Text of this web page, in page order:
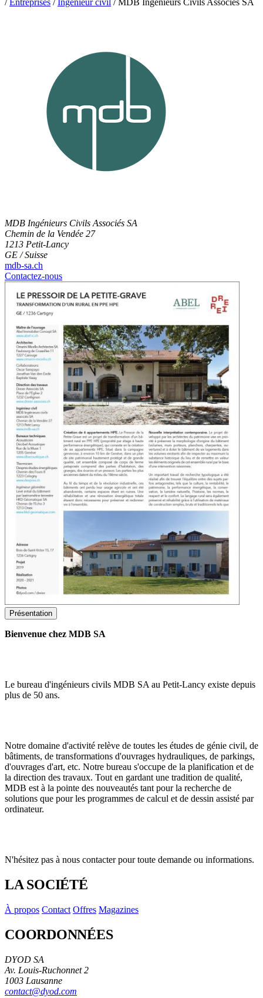
/ Entreprises / Ingénieur civil /MDB Ingénieurs Civils Associés SA
MDB Ingénieurs Civils Associés SA
Chemin de la Vendée 27
1213 Petit-Lancy
GE / Suisse
mdb-sa.ch
Contactez-nous
Présentation
Bienvenue chez MDB SA
Le bureau d'ingénieurs civils MDB SA au Petit-Lancy existe depuis
plus de 50 ans.
Notre domaine d'activité relève de toutes les études de génie civil, de
bâtiments, de transformations d'ouvrages hydrauliques, de parkings,
d'ouvrages d'art, etc. Notre bureau s'occupe de la planification et de
la direction des travaux. Tout en gardant une tradition de qualité,
MDB est à la pointe des nouveautés tant pour la recherche de
solutions que pour les programmes de calcul et de dessin assisté par
ordinateur.
N'hésitez pas à nous contacter pour toute demande ou informations.
LA SOCIÉTÉ
À propos Contact Offres Magazines
COORDONNÉES
DYOD SA
Av. Louis-Ruchonnet 2
1003 Lausanne
contact@dyod.com